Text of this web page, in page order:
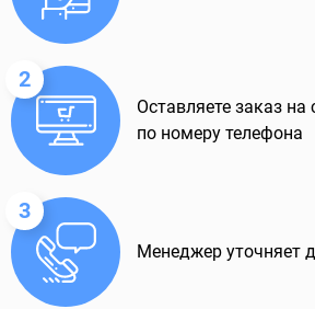
2
Оставляете заказ на
по номеру телефона
3
Менеджер уточняет